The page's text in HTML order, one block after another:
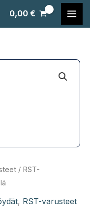
0,00€
/ RST-
, RST-varusteet